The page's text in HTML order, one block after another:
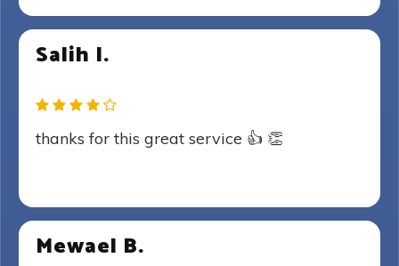
Salih I.
thanks for this great service 👍 👏
Mewael B.